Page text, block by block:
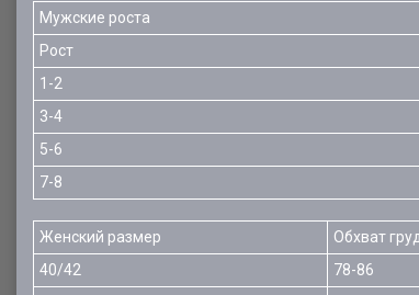
Мужские роста
Рост
1-2
3-4
5-6
7-8
Женский размер Обхват
40/42
78-86